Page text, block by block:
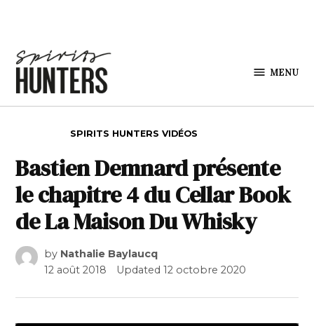
MENU
SPIRITS HUNTERS VIDÉOS
Bastien Demnard présente
le chapitre 4 du Cellar Book
de La Maison Du Whisky
by Nathalie Baylaucq
12 août 2018
Updated12 octobre 2020